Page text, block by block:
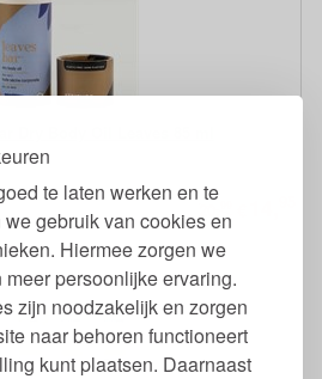
te laten werken en te
gebruik van cookies en
Hiermee zorgen we
persoonlijke ervaring.
zijn noodzakelijk en zorgen
naar behoren functioneert
kunt plaatsen. Daarnaast